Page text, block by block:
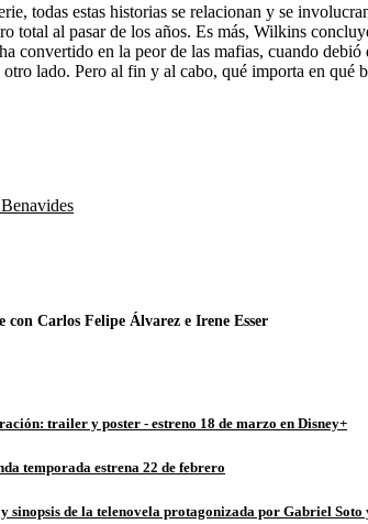
todas estas historias se relacionan y se
total al pasar de los años. Es más, Wilkins
convertido en la peor de las mafias, cuando
lado. Pero al fin y al cabo, qué importa en qué
n
con Carlos Felipe Álvarez e Irene Esser
trailer y poster - estreno 18 de marzo en Disney+
temporada estrena 22 de febrero
sinopsis de la telenovela protagonizada por Gabriel